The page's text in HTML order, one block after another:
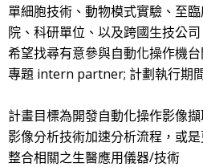
單細胞技術、動物模式實驗、至
院、科研單位、以及跨國生技公司
希望找尋有意參與自動化操作機
專題 intern partner; 計劃執行期
計畫目標為開發自動化操作影像
影像分析技術加速分析流程，或
整合相關之生醫應用儀器/技術